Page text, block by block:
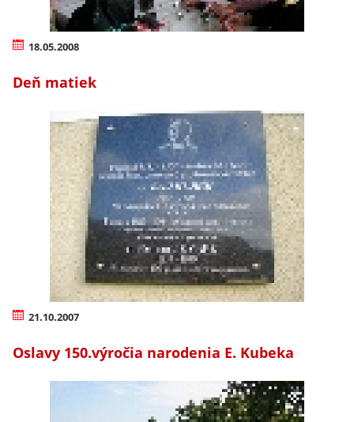
18.05.2008
Deň matiek
21.10.2007
Oslavy 150.výročia narodenia E. Kubeka